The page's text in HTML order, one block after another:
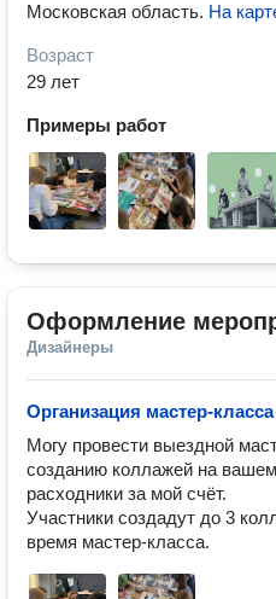
Московская область. На
Возраст
29 лет
Примеры работ
Оформление
Дизайнеры
Организация мастер-
Могу провести выездной
созданию коллажей на
расходники за мой счёт.
Участники создадут до 3
время мастер-класса.